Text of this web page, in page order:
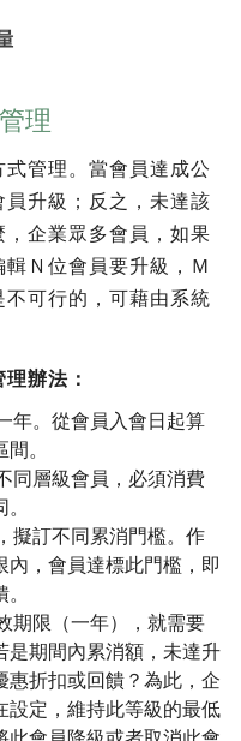
理
管理。當會員達成公
升級；反之，未達該
企業眾多會員，如果
Ｎ位會員要升級，Ｍ
可行的，可藉由系統
辦法：
年。從會員入會日起算
。
同層級會員，必須消費
擬訂不同累消門檻。作
內，會員達標此門檻，即
期限（一年），就需要
是期間內累消額，未達升
惠折扣或回饋？為此，企
設定，維持此等級的最低